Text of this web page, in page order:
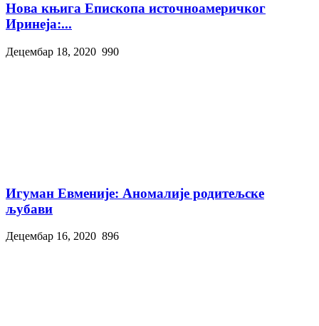
Нова књига Епископа источноамеричког
Иринеја:...
Децембар 18, 2020 990
Игуман Евменије: Аномалије родитељске
љубави
Децембар 16, 2020 896